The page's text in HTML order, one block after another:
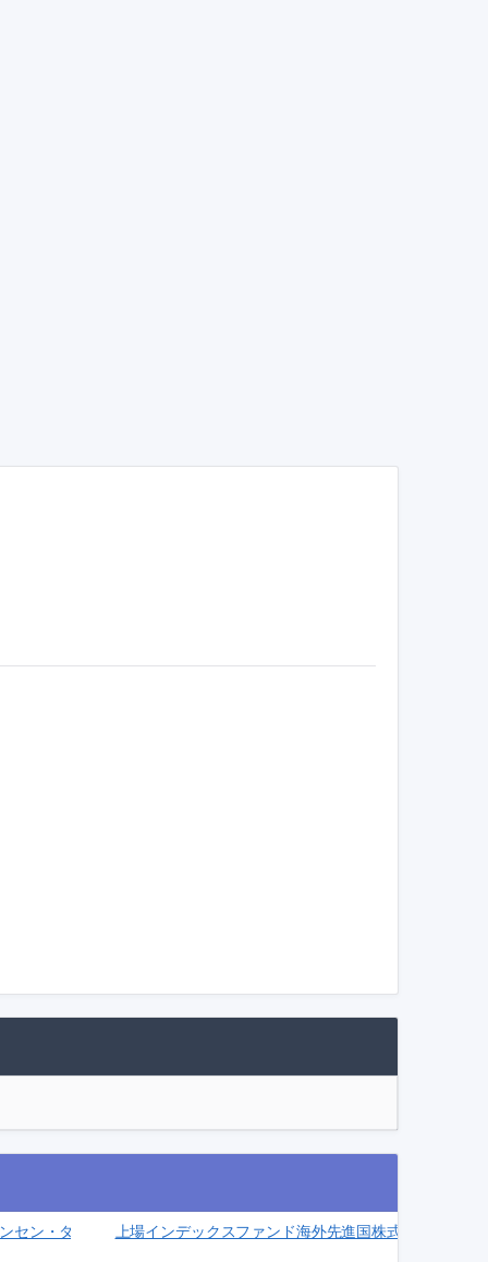
セン・ダブル・ブル ＥＴＮ(2031)
上場インデックスファンド海外先進国株式（ＭＳＣＩ